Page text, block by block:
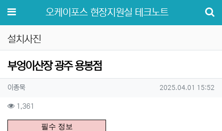
메뉴 오케이포스 현장지원실 테크노트
설치사진
부엉이산장 광주 용봉점
작성자 정보
이종묵작성 작성일
2025.04.01 15:52
컨텐츠 정보
1,361
필수 정보